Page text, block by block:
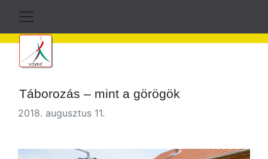
Táborozás – mint a görögök
2018. augusztus 11.